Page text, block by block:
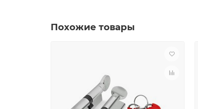
Похожие товары